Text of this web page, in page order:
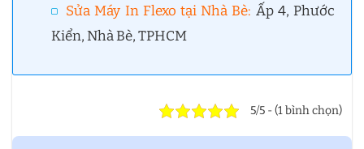
Sửa Máy In Flexo tại Nhà Bè: Ấp 4, Phước
Kiển, Nhà Bè, TPHCM
5/5 - (1 bình chọn)